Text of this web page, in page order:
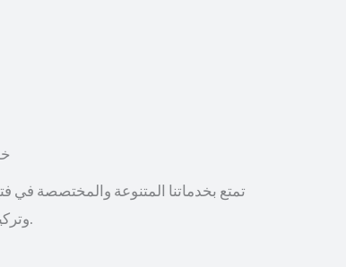
تمتع بخدماتنا المتنوعة والمختصصة في
وتركيب الأثاث.